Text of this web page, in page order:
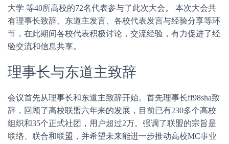
大学 等40所高校的72名代表参与了此次大会。 本次大会共
有理事长致辞、东道主发言、各校代表发言与经验分享等环
节，在此期间各校代表积极讨论，交流经验，有力促进了经
验交流和信息共享。
理事长与东道主致辞
会议首先从理事长和东道主致辞开始。首先理事长ff98sha致
辞，回顾了高校联盟六年来的发展，目前已有230多个高校
组织和35个正式社团，用户超过2万。强调了联盟的宗旨是
联络、联合和联盟，并希望未来能进一步推动高校MC事业